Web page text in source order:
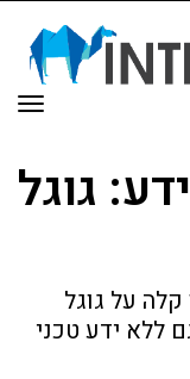
גוגל
על גוגל
ללא ידע טכני